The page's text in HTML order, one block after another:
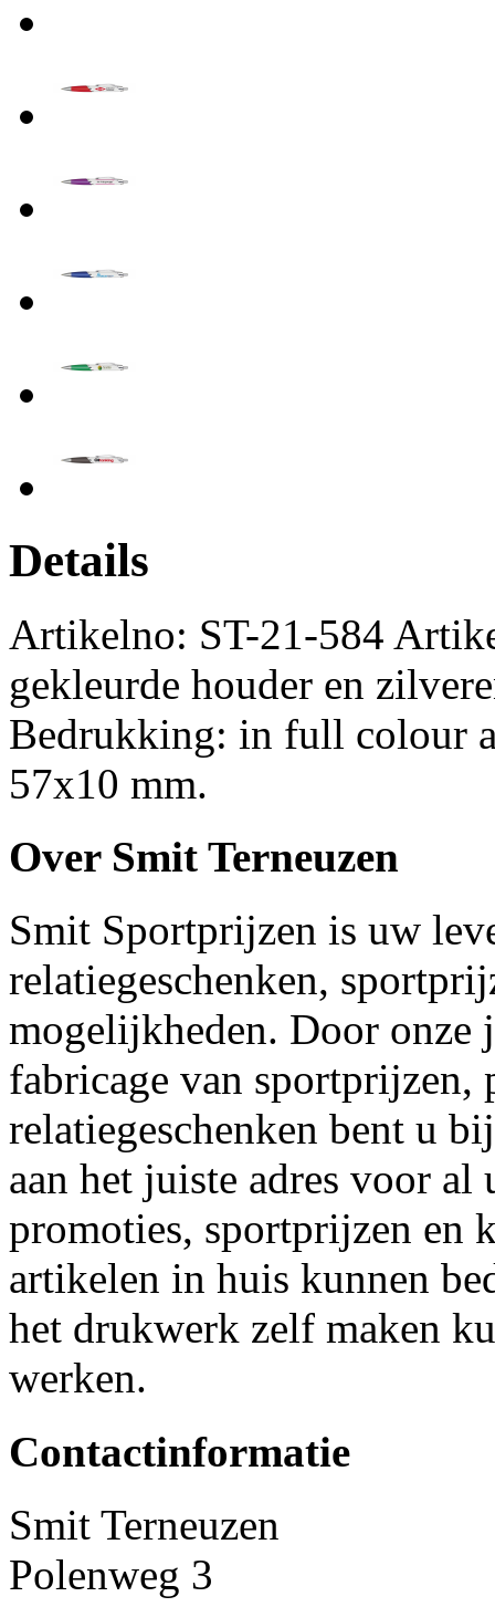
Details
Artikelno: ST-21-584
gekleurde houder en
Bedrukking: in full colour
57x10 mm.
Over Smit Terneuzen
Smit Sportprijzen is uw
relatiegeschenken,
mogelijkheden. Door onze
fabricage van sportprijzen,
relatiegeschenken bent u
aan het juiste adres voor al
promoties, sportprijzen en
artikelen in huis kunnen
het drukwerk zelf maken
werken.
Contactinformatie
Smit Terneuzen
Polenweg 3